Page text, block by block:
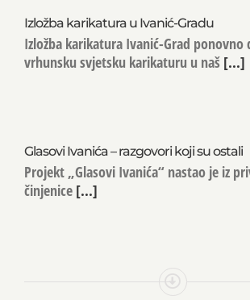
Izložba karikatura u Ivanić-Gradu
Izložba karikatura Ivanić-Grad ponovno
vrhunsku svjetsku karikaturu u naš [...]
Glasovi Ivanića – razgovori koji su ostali
Projekt „Glasovi Ivanića“ nastao je iz
činjenice [...]